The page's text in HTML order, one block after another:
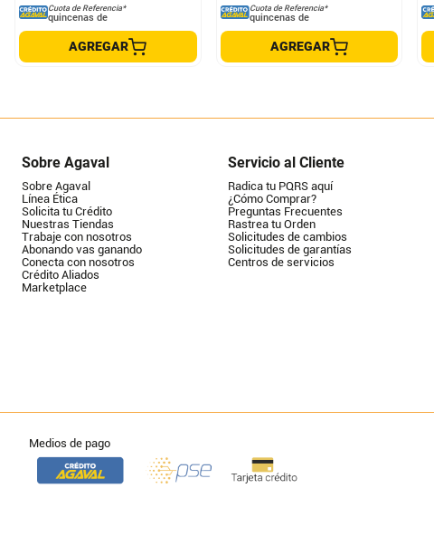
Cuota de Referencia*
quincenas de
AGREGAR
Cuota de Referencia*
quincenas de
AGREGAR
Sobre Agaval
Sobre Agaval
Línea Ética
Solicita tu Crédito
Nuestras Tiendas
Trabaje con nosotros
Abonando vas ganando
Conecta con nosotros
Crédito Aliados
Marketplace
Servicio al Cliente
Radica tu PQRS aquí
¿Cómo Comprar?
Preguntas Frecuentes
Rastrea tu Orden
Solicitudes de cambios
Solicitudes de garantías
Centros de servicios
Medios de pago